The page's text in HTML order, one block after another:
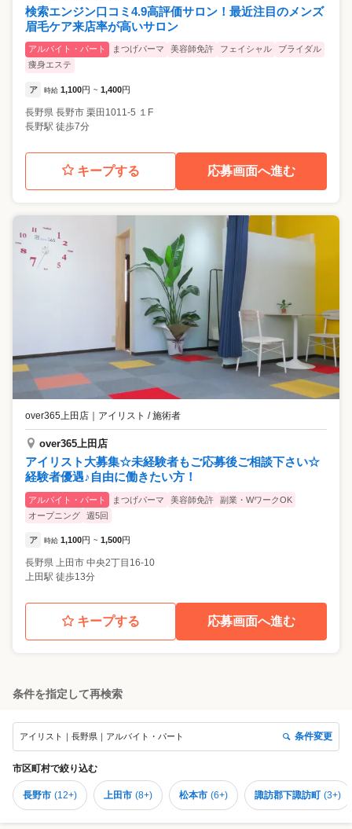
検索エンジン口コミ4.9高評価サロン！最近注目のメンズ
眉毛ケア来店率が高いサロン
アルバイト・パート まつげパーマ 美容師免許 フェイシャル
ブライダル
痩身エステ
ア 時給 1,100円 ~ 1,400円
長野県 長野市 栗田1011-5 １F
長野駅 徒歩7分
キープする 応募画面へ進む
over365上田店 アイリスト / 施術者
over365上田店
アイリスト大募集☆未経験者もご応募後ご相談下さい☆
経験者優遇♪自由に働きたい方！
アルバイト・パート まつげパーマ 美容師免許
副業・WワークOK
オープニング
週5回
ア 時給 1,100円 ~ 1,500円
長野県 上田市 中央2丁目16-10
上田駅 徒歩13分
キープする 応募画面へ進む
条件を指定して再検索
アイリスト｜長野県｜アルバイト・パート 条件変更
市区町村で絞り込む
長野市 (12+) 上田市 (8+) 松本市 (6+) 諏訪郡下諏訪町 (3+)